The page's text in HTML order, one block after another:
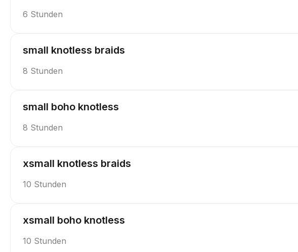
6 Stunden
small knotless braids
8 Stunden
small boho knotless
8 Stunden
xsmall knotless braids
10 Stunden
xsmall boho knotless
10 Stunden